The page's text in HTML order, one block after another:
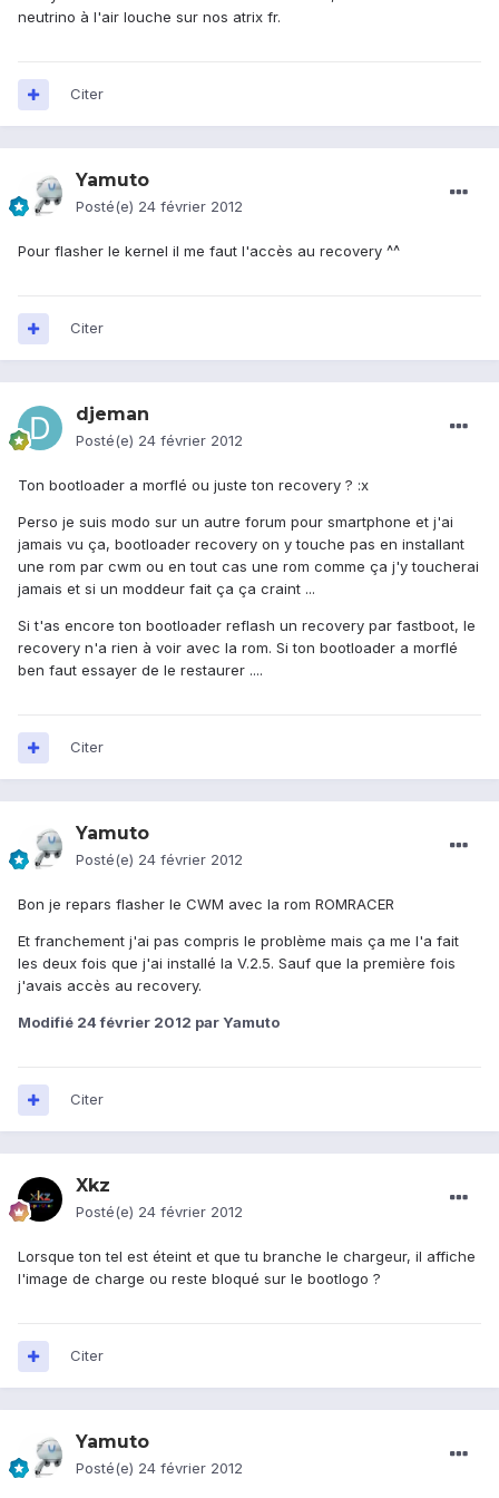
neutrino à l'air louche sur nos atrix fr.
Citer
Yamuto
Posté(e) 24 février 2012
Pour flasher le kernel il me faut l'accès au recovery ^^
Citer
djeman
Posté(e) 24 février 2012
Ton bootloader a morflé ou juste ton recovery ? :x
Perso je suis modo sur un autre forum pour smartphone et j'ai
jamais vu ça, bootloader recovery on y touche pas en installant
une rom par cwm ou en tout cas une rom comme ça j'y toucherai
jamais et si un moddeur fait ça ça craint ...
Si t'as encore ton bootloader reflash un recovery par fastboot, le
recovery n'a rien à voir avec la rom. Si ton bootloader a morflé
ben faut essayer de le restaurer ....
Citer
Yamuto
Posté(e) 24 février 2012
Bon je repars flasher le CWM avec la rom ROMRACER
Et franchement j'ai pas compris le problème mais ça me l'a fait
les deux fois que j'ai installé la V.2.5. Sauf que la première fois
j'avais accès au recovery.
Modifié 24 février 2012 par Yamuto
Citer
Xkz
Posté(e) 24 février 2012
Lorsque ton tel est éteint et que tu branche le chargeur, il affiche
l'image de charge ou reste bloqué sur le bootlogo ?
Citer
Yamuto
Posté(e) 24 février 2012